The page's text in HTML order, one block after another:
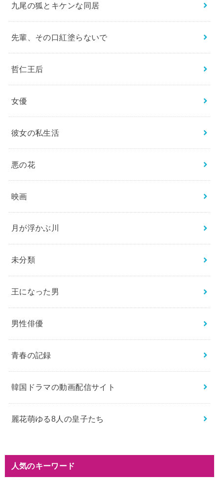
九尾の狐とキケンな同居
先輩、その口紅塗らないで
哲仁王后
女優
彼女の私生活
悪の花
映画
月が浮かぶ川
未分類
王になった男
男性俳優
青春の記録
韓国ドラマの動画配信サイト
麗花萌ゆる8人の皇子たち
人気のキーワード